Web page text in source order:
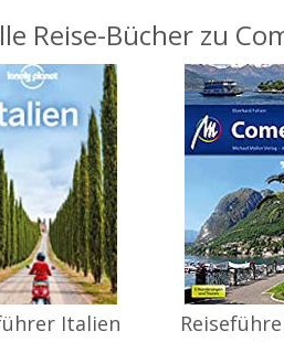
Reise-Bücher zu
Italien